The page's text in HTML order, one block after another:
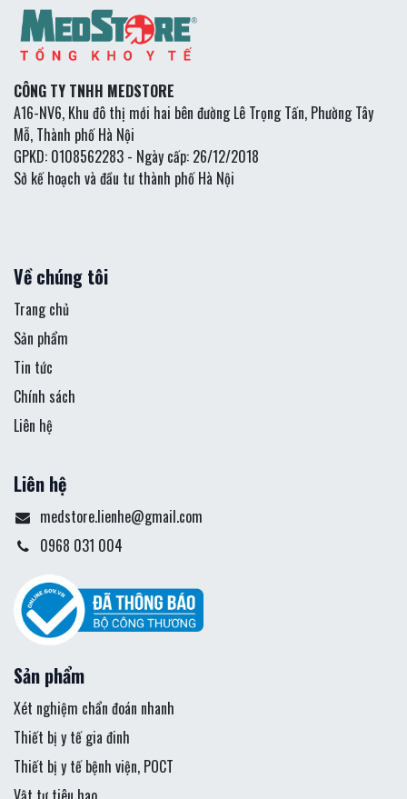
CÔNG TY TNHH MEDSTORE
A16-NV6, Khu đô thị mới hai bên đường Lê Trọng Tấn, Phường Tây
Mỗ, Thành phố Hà Nội
GPKD: 0108562283 - Ngày cấp: 26/12/2018
Sở kế hoạch và đầu tư thành phố Hà Nội
Về chúng tôi
Trang chủ
Sản phẩm
Tin tức
Chính sách
Liên hệ
Liên hệ
medstore.lienhe@gmail.com
0968 031 004
Sản phẩm
Xét nghiệm chẩn đoán nhanh
Thiết bị y tế gia đinh
Thiết bị y tế bệnh viện, POCT